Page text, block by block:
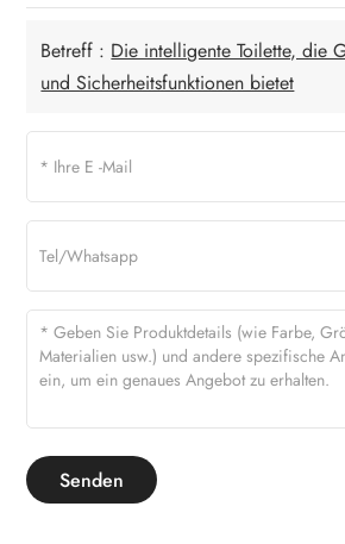
Betreff : Die intelligente Toilette, die
und Sicherheitsfunktionen bietet
Senden